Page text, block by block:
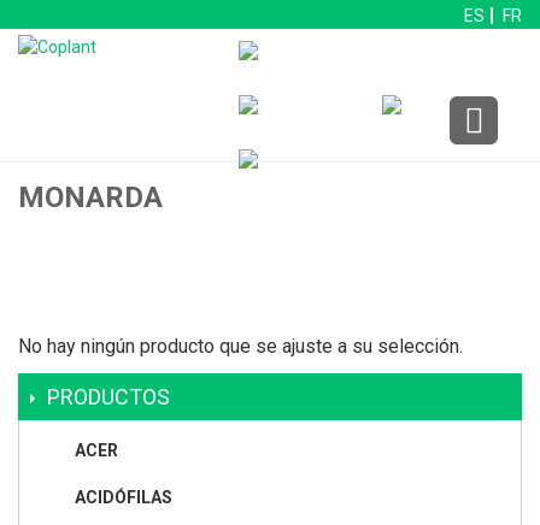
ES FR
MONARDA
No hay ningún producto que se ajuste a su selección.
PRODUCTOS
ACER
ACIDÓFILAS